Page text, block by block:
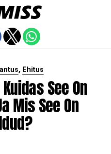
, Ehitus
See On
Mis See On